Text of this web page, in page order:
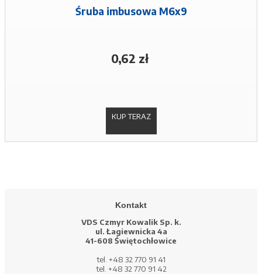
Śruba imbusowa M6x9
0,62 zł
KUP TERAZ
Kontakt
VDS Czmyr Kowalik Sp. k.
ul. Łagiewnicka 4a
41-608 Świętochłowice
tel. +48 32 770 91 41
tel. +48 32 770 91 42